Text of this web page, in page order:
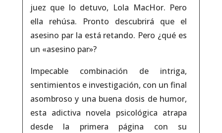
juez que lo detuvo, Lola MacHor. Pero
ella rehúsa. Pronto descubrirá que el
asesino par la está retando. Pero ¿qué es
un «asesino par»?
Impecable combinación de intriga,
sentimientos e investigación, con un final
asombroso y una buena dosis de humor,
esta adictiva novela psicológica atrapa
desde la primera página con su